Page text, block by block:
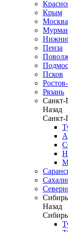
Крым
Москва
Пенза
Псков
Рязань
Санкт-
Назад
Санкт-
Сибирь
Назад
Сибирь